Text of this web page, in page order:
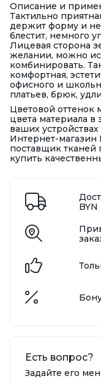
Описание и
Тактильно
держит форму и не
блестит, немного
Лицевая сторона
желании, можно
комбинировать.
комфортная,
офисного и
платьев, брюк,
Цветовой оттенок
цвета материала в
ваших
Интернет-
поставщик тканей
купить
BYN
Есть вопрос?
Задайте его